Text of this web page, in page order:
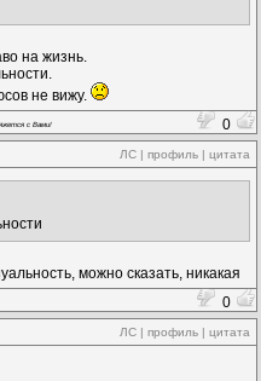
на жизнь.
не вижу.
с Вами! 0
ЛС | профиль | цитата
можно сказать, никакая
0
ЛС | профиль | цитата